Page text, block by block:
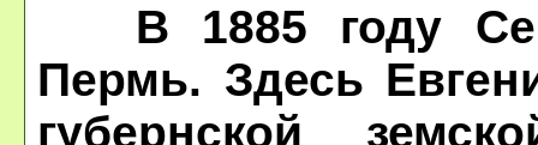
В 1885 году
Пермь. Здесь
губернской